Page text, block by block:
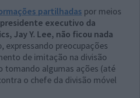
partilhadas por meios
presidente executivo da
Jay Y. Lee, não ficou nada
expressando preocupações
de imitação na divisão
tomando algumas ações (até
o chefe da divisão móvel